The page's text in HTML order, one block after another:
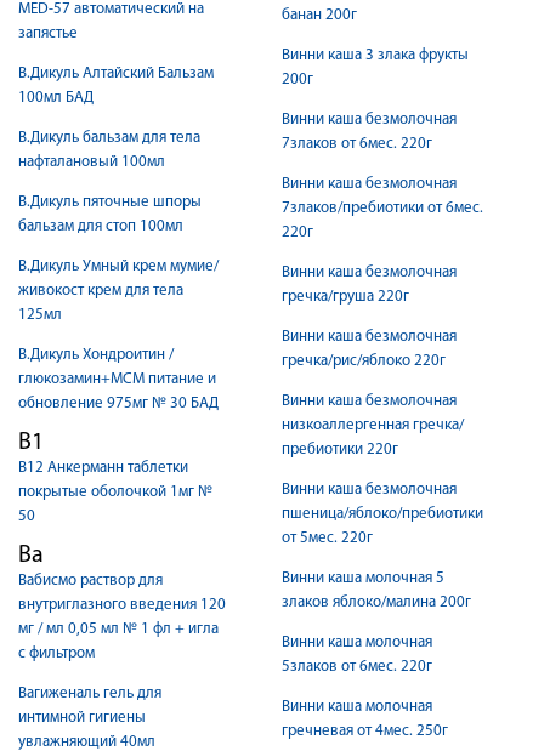
MED-57 автоматический на
запястье
В.Дикуль Алтайский Бальзам
100мл БАД
В.Дикуль бальзам для тела
нафталановый 100мл
В.Дикуль пяточные шпоры
бальзам для стоп 100мл
В.Дикуль Умный крем мумие/
живокост крем для тела
125мл
В.Дикуль Хондроитин /
глюкозамин+МСМ питание и
обновление 975мг № 30 БАД
В1
В12 Анкерманн таблетки
покрытые оболочкой 1мг №
50
Ва
Вабисмо раствор для
внутриглазного введения 120
мг / мл 0,05 мл № 1 фл + игла
с фильтром
Вагиженаль гель для
интимной гигиены
увлажняющий 40мл
банан 200г
Винни каша 3 злака фрукты
200г
Винни каша безмолочная
7злаков от 6мес. 220г
Винни каша безмолочная
7злаков/пребиотики от 6мес.
220г
Винни каша безмолочная
гречка/груша 220г
Винни каша безмолочная
гречка/рис/яблоко 220г
Винни каша безмолочная
низкоаллергенная гречка/
пребиотики 220г
Винни каша безмолочная
пшеница/яблоко/пребиотики
от 5мес. 220г
Винни каша молочная 5
злаков яблоко/малина 200г
Винни каша молочная
5злаков от 6мес. 220г
Винни каша молочная
гречневая от 4мес. 250г